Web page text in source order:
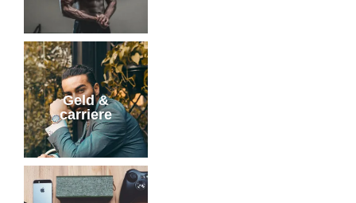
Geld &
carriere